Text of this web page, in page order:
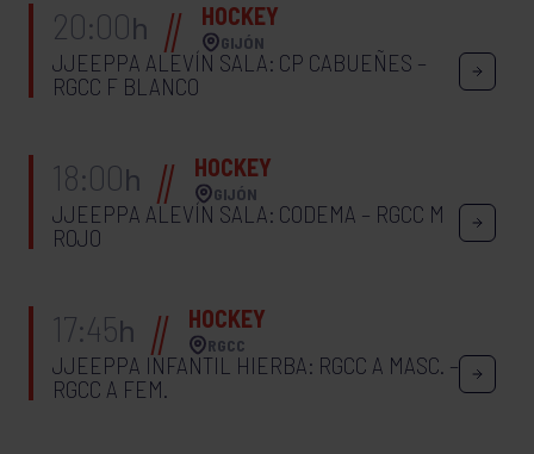
20:00h HOCKEY
GIJÓN
JJEEPPA ALEVÍN SALA: CP CABUEÑES –
RGCC F BLANCO
18:00h HOCKEY
GIJÓN
JJEEPPA ALEVÍN SALA: CODEMA – RGCC M
ROJO
17:45h HOCKEY
RGCC
JJEEPPA INFANTIL HIERBA: RGCC A MASC. –
RGCC A FEM.